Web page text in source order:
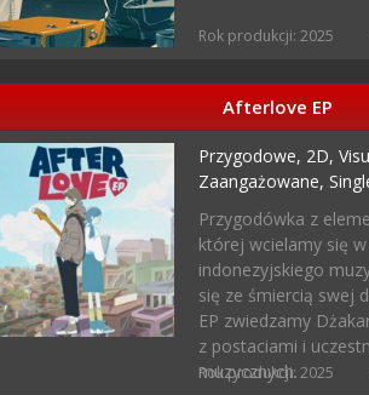
Rok produkcji: 2025
Afterlove EP
Przygodowe, 2D,
Zaangażowane,
Przygodówka z
której wcielamy się
indonezyjskiego
się ze śmiercią swej
EP zwiedzamy
z postaciami i
muzycznych.
Rok produkcji: 2025